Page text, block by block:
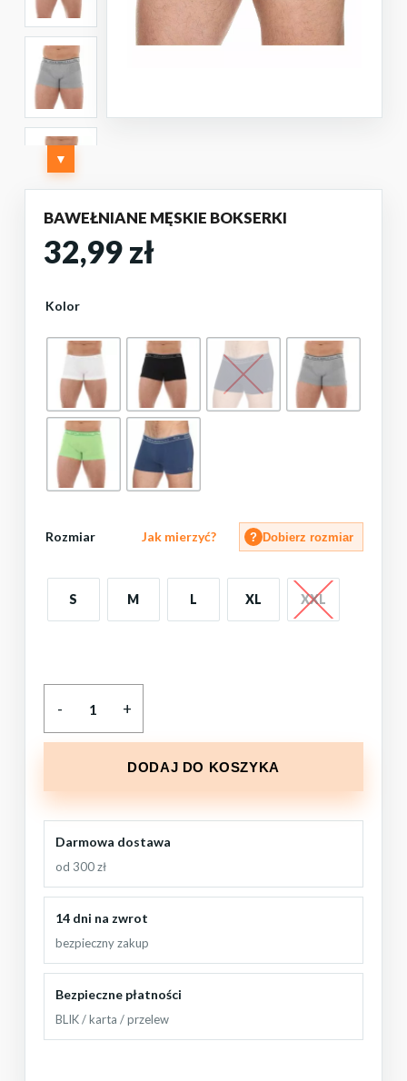
▼
BAWEŁNIANE MĘSKIE BOKSERKI
32,99zł
Kolor
Rozmiar Jak mierzyć? ? Dobierz rozmiar
S M L XL XXL
DODAJ DO KOSZYKA
Darmowa dostawa
od 300 zł
14 dni na zwrot
bezpieczny zakup
Bezpieczne płatności
BLIK / karta / przelew